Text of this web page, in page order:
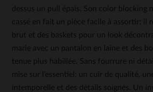
dessus un pull épais. Son color blocking
cassé en fait un pièce facile à assortir: il
brut et des baskets pour un look
marie avec un pantalon en laine et des
tenue plus habillée. Sans fourrure ni
mise sur l’essentiel: un cuir de qualité,
intemporelle et des détails soignés. Un